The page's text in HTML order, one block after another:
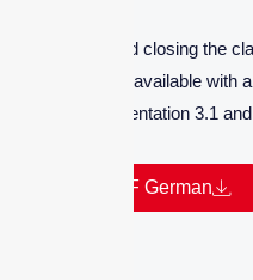
Opening and closing the
and it is also available with
offers documentation 3.1
PDF German